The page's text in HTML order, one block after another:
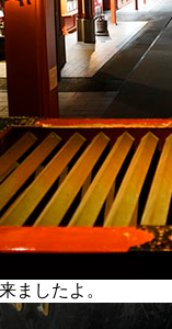
ましたよ。